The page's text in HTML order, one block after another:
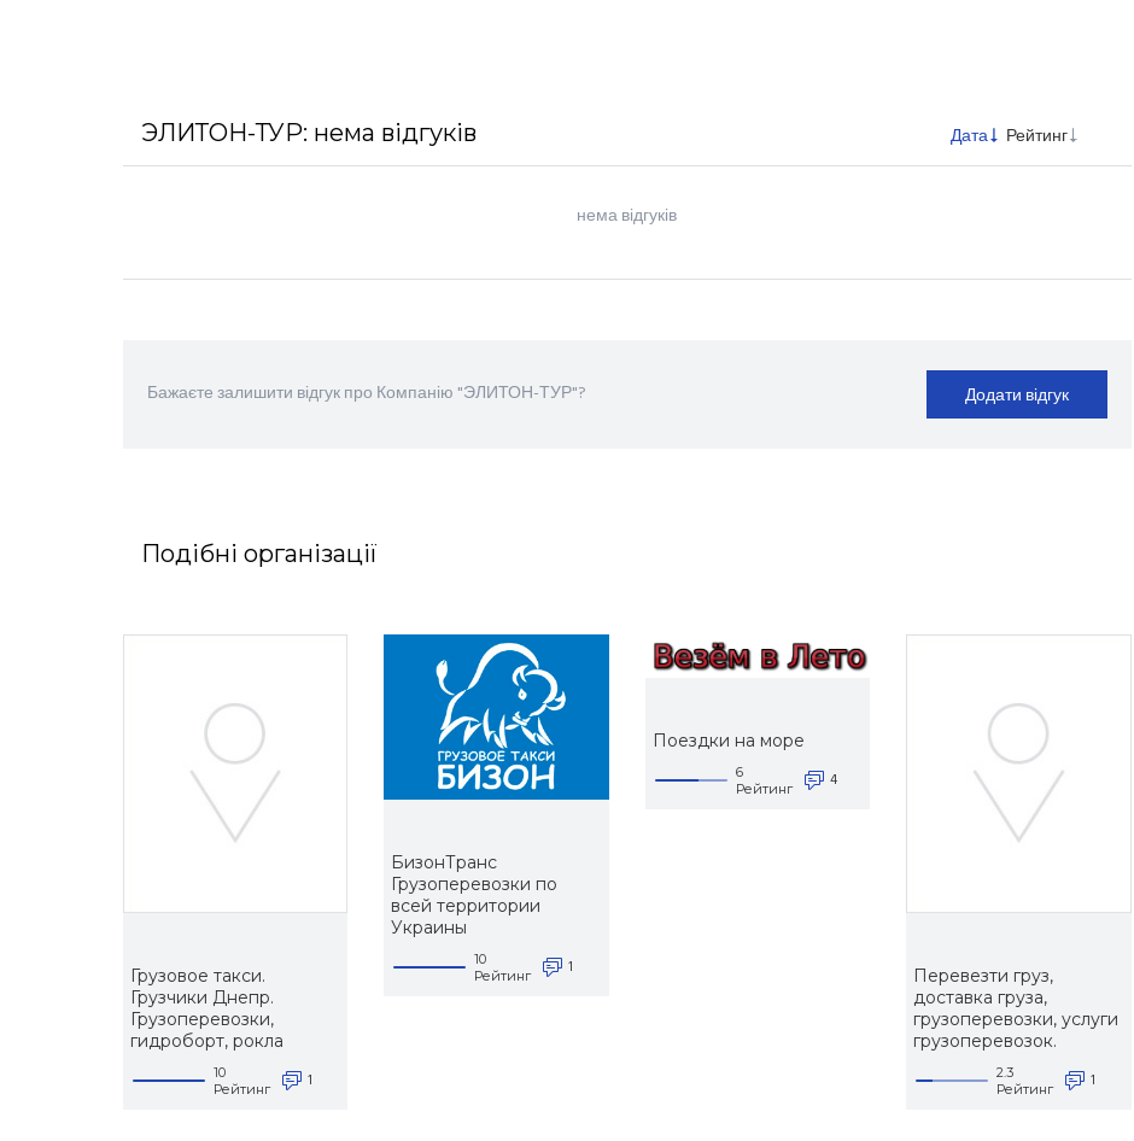
ЭЛИТОН-ТУР: нема відгуків Дата Рейтинг
нема відгуків
Бажаєте залишити відгук про Компанію "ЭЛИТОН-ТУР"? Додати відгук
Подібні організації
Грузовое такси.
Грузчики Днепр.
Грузоперевозки,
гидроборт, рокла
10
Рейтинг
1
БизонТранс
Грузоперевозки по
всей территории
Украины
10
Рейтинг
1
Поездки на море
6
Рейтинг
4
Перевезти груз,
доставка груза,
грузоперевозки, услуги
грузоперевозок.
2.3
Рейтинг
1